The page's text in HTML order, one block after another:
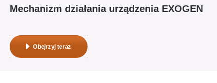
Mechanizm działania urządzenia EXOGEN
Obejrzyj teraz